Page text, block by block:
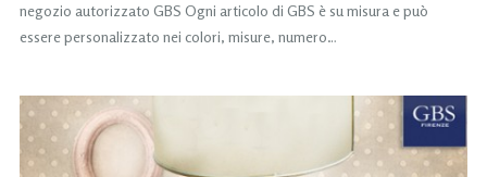
negozio autorizzato GBS Ogni articolo di GBS è su misura e può
essere personalizzato nei colori, misure, numero…